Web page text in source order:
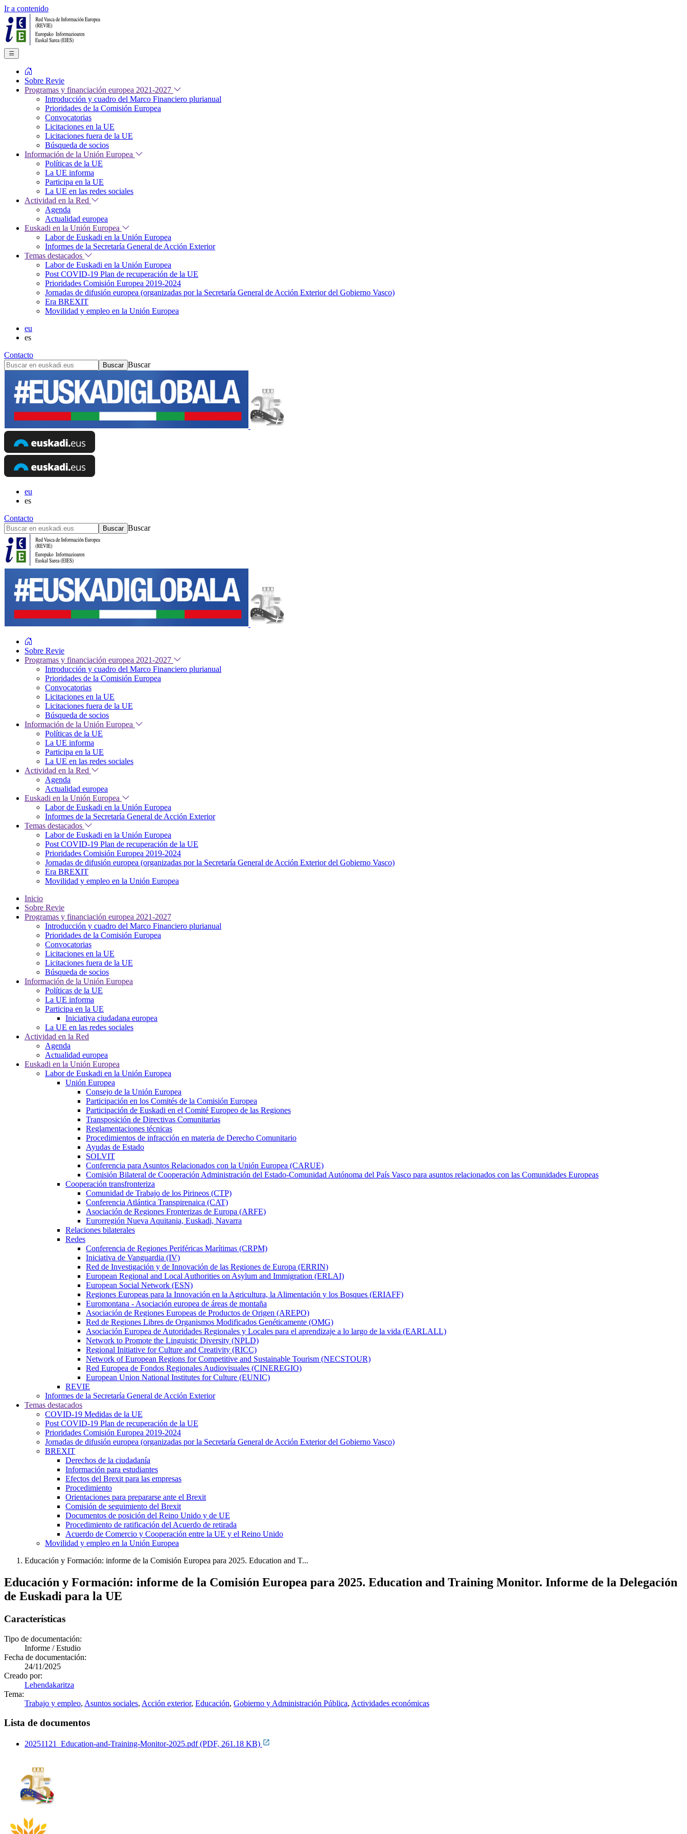
Ir a contenido
Sobre Revie
Programas y financiación europea 2021-2027
Introducción y cuadro del Marco Financiero plurianual
Prioridades de la Comisión Europea
Convocatorias
Licitaciones en la UE
Licitaciones fuera de la UE
Búsqueda de socios
Información de la Unión Europea
Políticas de la UE
La UE informa
Participa en la UE
La UE en las redes sociales
Actividad en la Red
Agenda
Actualidad europea
Euskadi en la Unión Europea
Labor de Euskadi en la Unión Europea
Informes de la Secretaría General de Acción Exterior
Temas destacados
Labor de Euskadi en la Unión Europea
Post COVID-19 Plan de recuperación de la UE
Prioridades Comisión Europea 2019-2024
Jornadas de difusión europea (organizadas por la Secretaría General de Acción Exterior del Gobierno Vasco)
Era BREXIT
Movilidad y empleo en la Unión Europea
eu
es
Contacto
Buscar
eu
es
Contacto
Buscar
Sobre Revie
Programas y financiación europea 2021-2027
Introducción y cuadro del Marco Financiero plurianual
Prioridades de la Comisión Europea
Convocatorias
Licitaciones en la UE
Licitaciones fuera de la UE
Búsqueda de socios
Información de la Unión Europea
Políticas de la UE
La UE informa
Participa en la UE
La UE en las redes sociales
Actividad en la Red
Agenda
Actualidad europea
Euskadi en la Unión Europea
Labor de Euskadi en la Unión Europea
Informes de la Secretaría General de Acción Exterior
Temas destacados
Labor de Euskadi en la Unión Europea
Post COVID-19 Plan de recuperación de la UE
Prioridades Comisión Europea 2019-2024
Jornadas de difusión europea (organizadas por la Secretaría General de Acción Exterior del Gobierno Vasco)
Era BREXIT
Movilidad y empleo en la Unión Europea
Inicio
Sobre Revie
Programas y financiación europea 2021-2027
Introducción y cuadro del Marco Financiero plurianual
Prioridades de la Comisión Europea
Convocatorias
Licitaciones en la UE
Licitaciones fuera de la UE
Búsqueda de socios
Información de la Unión Europea
Políticas de la UE
La UE informa
Participa en la UE
Iniciativa ciudadana europea
La UE en las redes sociales
Actividad en la Red
Agenda
Actualidad europea
Euskadi en la Unión Europea
Labor de Euskadi en la Unión Europea
Unión Europea
Consejo de la Unión Europea
Participación en los Comités de la Comisión Europea
Participación de Euskadi en el Comité Europeo de las Regiones
Transposición de Directivas Comunitarias
Reglamentaciones técnicas
Procedimientos de infracción en materia de Derecho Comunitario
Ayudas de Estado
SOLVIT
Conferencia para Asuntos Relacionados con la Unión Europea (CARUE)
Comisión Bilateral de Cooperación Administración del Estado-Comunidad Autónoma del País Vasco para asuntos relacionados con las Comunidades Europeas
Cooperación transfronteriza
Comunidad de Trabajo de los Pirineos (CTP)
Conferencia Atlántica Transpirenaica (CAT)
Asociación de Regiones Fronterizas de Europa (ARFE)
Eurorregión Nueva Aquitania, Euskadi, Navarra
Relaciones bilaterales
Redes
Conferencia de Regiones Periféricas Marítimas (CRPM)
Iniciativa de Vanguardia (IV)
Red de Investigación y de Innovación de las Regiones de Europa (ERRIN)
European Regional and Local Authorities on Asylum and Immigration (ERLAI)
European Social Network (ESN)
Regiones Europeas para la Innovación en la Agricultura, la Alimentación y los Bosques (ERIAFF)
Euromontana - Asociación europea de áreas de montaña
Asociación de Regiones Europeas de Productos de Origen (AREPO)
Red de Regiones Libres de Organismos Modificados Genéticamente (OMG)
Asociación Europea de Autoridades Regionales y Locales para el aprendizaje a lo largo de la vida (EARLALL)
Network to Promote the Linguistic Diversity (NPLD)
Regional Initiative for Culture and Creativity (RICC)
Network of European Regions for Competitive and Sustainable Tourism (NECSTOUR)
Red Europea de Fondos Regionales Audiovisuales (CINEREGIO)
European Union National Institutes for Culture (EUNIC)
REVIE
Informes de la Secretaría General de Acción Exterior
Temas destacados
COVID-19 Medidas de la UE
Post COVID-19 Plan de recuperación de la UE
Prioridades Comisión Europea 2019-2024
Jornadas de difusión europea (organizadas por la Secretaría General de Acción Exterior del Gobierno Vasco)
BREXIT
Derechos de la ciudadanía
Información para estudiantes
Efectos del Brexit para las empresas
Procedimiento
Orientaciones para prepararse ante el Brexit
Comisión de seguimiento del Brexit
Documentos de posición del Reino Unido y de UE
Procedimiento de ratificación del Acuerdo de retirada
Acuerdo de Comercio y Cooperación entre la UE y el Reino Unido
Movilidad y empleo en la Unión Europea
Educación y Formación: informe de la Comisión Europea para 2025. Education and T...
Educación y Formación: informe de la Comisión Europea para 2025. Education and Training Monitor. Informe de la Delegación
de Euskadi para la UE
Características
Tipo de documentación:
Informe / Estudio
Fecha de documentación:
24/11/2025
Creado por:
Lehendakaritza
Tema:
Trabajo y empleo, Asuntos sociales, Acción exterior, Educación, Gobierno y Administración Pública, Actividades económicas
Lista de documentos
20251121_Education-and-Training-Monitor-2025.pdf (PDF, 261.18 KB)